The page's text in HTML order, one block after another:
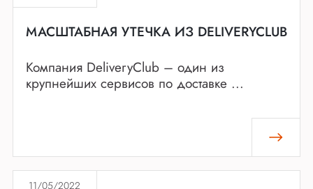
МАСШТАБНАЯ УТЕЧКА ИЗ DELIVERYCLUB
Компания DeliveryClub – один из
крупнейших сервисов по доставке ...
11/05/2022